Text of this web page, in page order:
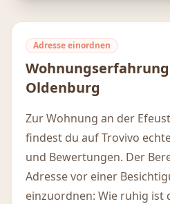
Adresse einordnen
Oldenburg
Zur Wohnung an der
findest du auf Trovivo
und Bewertungen. Der
Adresse vor einer
einzuordnen: Wie ruhig ist